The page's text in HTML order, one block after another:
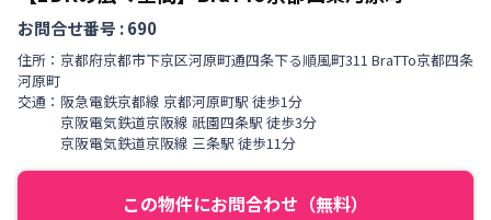
お問合せ番号 :690
住所： 京都府京都市下京区河原町通四条下る順風町311 BraTTo京都四条
河原町
交通： 阪急電鉄京都線 京都河原町駅 徒歩1分
京阪電気鉄道京阪線 祇園四条駅 徒歩3分
京阪電気鉄道京阪線 三条駅 徒歩11分
この物件にお問合わせ（無料）